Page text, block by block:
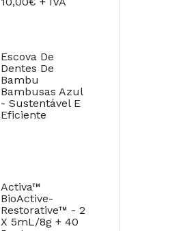
Escova De
Dentes De
Bambu
Bambusas Azul
- Sustentável E
Eficiente
Activa™
BioActive-
Restorative™ - 2
X 5mL/8g + 40